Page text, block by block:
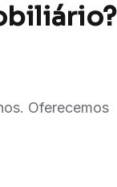
Oferecemos